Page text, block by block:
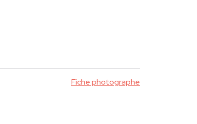
Fiche photographe